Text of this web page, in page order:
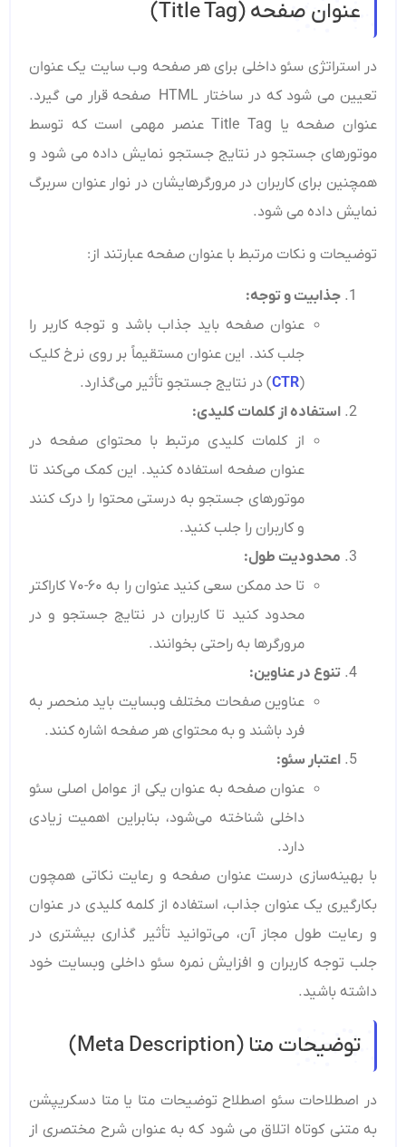
عنوان صفحه (Title Tag)
در استراتژی سئو داخلی برای هر صفحه وب سایت یک عنوان
تعیین می ‌شود که در ساختار HTML صفحه قرار می گیرد.
عنوان صفحه یا Title Tag عنصر مهمی است که توسط
موتورهای جستجو در نتایج جستجو نمایش داده می ‌شود و
همچنین برای کاربران در مرورگرهایشان در نوار عنوان سربرگ
نمایش داده می‌ شود.
توضیحات و نکات مرتبط با عنوان صفحه عبارتند از:
جذابیت و توجه:
عنوان صفحه باید جذاب باشد و توجه کاربر را
جلب کند. این عنوان مستقیماً بر روی نرخ کلیک
(
CTR) در نتایج جستجو تأثیر می‌گذارد.
استفاده از کلمات کلیدی:
از کلمات کلیدی مرتبط با محتوای صفحه در
عنوان صفحه استفاده کنید. این کمک می‌کند تا
موتورهای جستجو به درستی محتوا را درک کنند
و کاربران را جلب کنید.
محدودیت طول:
تا حد ممکن سعی کنید عنوان را به ۶۰-۷۰ کاراکتر
محدود کنید تا کاربران در نتایج جستجو و در
مرورگرها به راحتی بخوانند.
تنوع در عناوین:
عناوین صفحات مختلف وبسایت باید منحصر به
فرد باشند و به محتوای هر صفحه اشاره کنند.
اعتبار سئو:
عنوان صفحه به عنوان یکی از عوامل اصلی سئو
داخلی شناخته می‌شود، بنابراین اهمیت زیادی
دارد.
با بهینه‌سازی درست عنوان صفحه و رعایت نکاتی همچون
بکارگیری یک عنوان جذاب، استفاده از کلمه کلیدی در عنوان
و رعایت طول مجاز آن، می‌توانید تأثیر گذاری بیشتری در
جلب توجه کاربران و افزایش نمره سئو داخلی وبسایت خود
داشته باشید.
توضیحات متا (Meta Description)
در اصطلاحات سئو اصطلاح توضیحات متا یا متا دسکریپشن
به متنی کوتاه اتلاق می شود که به عنوان شرح مختصری از